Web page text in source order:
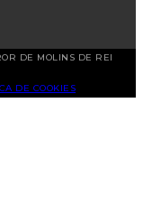
DE MOLINS DE REI
DE COOKIES